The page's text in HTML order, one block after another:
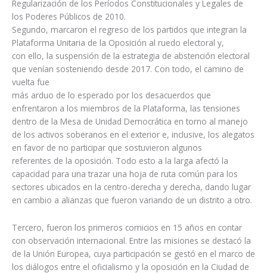
Regularización de los Períodos Constitucionales y Legales de
los Poderes Públicos de 2010.
Segundo, marcaron el regreso de los partidos que integran la
Plataforma Unitaria de la Oposición al ruedo electoral y,
con ello, la suspensión de la estrategia de abstención electoral
que venían sosteniendo desde 2017. Con todo, el camino de
vuelta fue
más arduo de lo esperado por los desacuerdos que
enfrentaron a los miembros de la Plataforma, las tensiones
dentro de la Mesa de Unidad Democrática en torno al manejo
de los activos soberanos en el exterior e, inclusive, los alegatos
en favor de no participar que sostuvieron algunos
referentes de la oposición. Todo esto a la larga afectó la
capacidad para una trazar una hoja de ruta común para los
sectores ubicados en la centro-derecha y derecha, dando lugar
en cambio a alianzas que fueron variando de un distrito a otro.
Tercero, fueron los primeros comicios en 15 años en contar
con observación internacional. Entre las misiones se destacó la
de la Unión Europea, cuya participación se gestó en el marco de
los diálogos entre el oficialismo y la oposición en la Ciudad de